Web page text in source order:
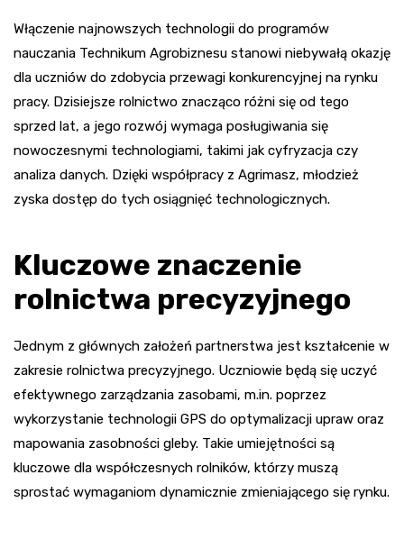
Włączenie najnowszych technologii do programów
nauczania Technikum Agrobiznesu stanowi niebywałą okazję
dla uczniów do zdobycia przewagi konkurencyjnej na rynku
pracy. Dzisiejsze rolnictwo znacząco różni się od tego
sprzed lat, a jego rozwój wymaga posługiwania się
nowoczesnymi technologiami, takimi jak cyfryzacja czy
analiza danych. Dzięki współpracy z Agrimasz, młodzież
zyska dostęp do tych osiągnięć technologicznych.
Kluczowe znaczenie
rolnictwa precyzyjnego
Jednym z głównych założeń partnerstwa jest kształcenie w
zakresie rolnictwa precyzyjnego. Uczniowie będą się uczyć
efektywnego zarządzania zasobami, m.in. poprzez
wykorzystanie technologii GPS do optymalizacji upraw oraz
mapowania zasobności gleby. Takie umiejętności są
kluczowe dla współczesnych rolników, którzy muszą
sprostać wymaganiom dynamicznie zmieniającego się rynku.